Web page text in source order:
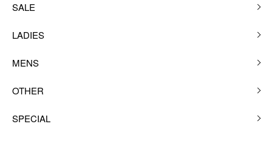
SALE
LADIES
MENS
OTHER
SPECIAL